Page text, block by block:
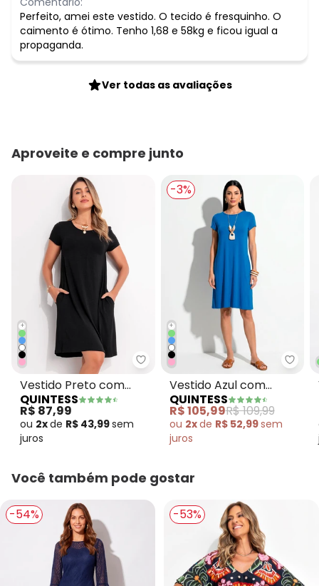
Perfeito, amei este vestido. O tecido é fresquinho. O
caimento é ótimo. Tenho 1,68 e 58kg e ficou igual a
propaganda.
Ver todas as avaliações
Aproveite e compre junto
+
Quintess - Vestido Preto com
Vestido Preto com
Bolsos e Mangas
Curtas
QUINTESS
R$ 87,99
ou 2xde R$ 43,99sem
juros
-3%
+
Vestido Azul com
Bolsos e Mangas
Curtas
QUINTESS
R$ 105,99R$ 109,99
ou 2xde R$ 52,99sem
juros
Você também pode gostar
-54% -53%